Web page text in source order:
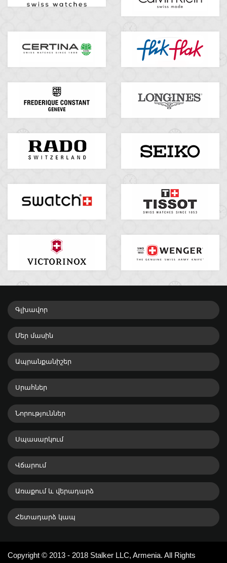
Գլխավոր
Մեր մասին
Ապրանքանիշեր
Սրահներ
Նորություններ
Սպասարկում
Վճարում
Առաքում և վերադարձ
Հետադարձ կապ
Copyright © 2013 - 2018 Stalker LLC, Armenia. All Rights